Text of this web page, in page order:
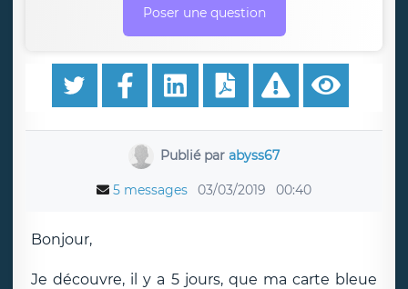
Poser une question
Publié parabyss67
5 messages 03/03/2019 00:40
Bonjour,
Je découvre, il y a 5 jours, que ma carte bleue